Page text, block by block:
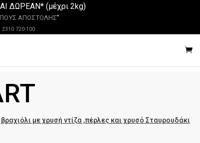
ΔΩΡΕΑΝ* (μέχρι 2kg)
ΑΠΟΣΤΟΛΗΣ”
2310 720-100
με χρυσή ντίζα ,πέρλες και χρυσό Σταυρουδάκι